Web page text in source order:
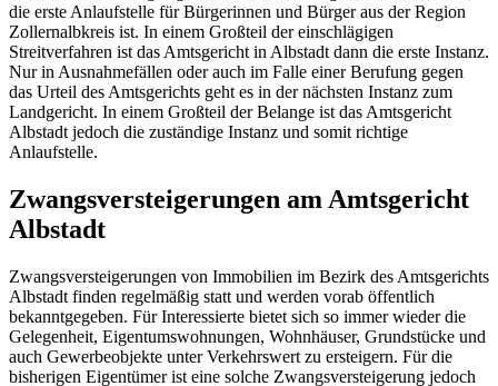
die erste Anlaufstelle für Bürgerinnen und Bürger aus der Region
Zollernalbkreis ist. In einem Großteil der einschlägigen
Streitverfahren ist das Amtsgericht in Albstadt dann die erste Instanz.
Nur in Ausnahmefällen oder auch im Falle einer Berufung gegen
das Urteil des Amtsgerichts geht es in der nächsten Instanz zum
Landgericht. In einem Großteil der Belange ist das Amtsgericht
Albstadt jedoch die zuständige Instanz und somit richtige
Anlaufstelle.
Zwangsversteigerungen am Amtsgericht
Albstadt
Zwangsversteigerungen von Immobilien im Bezirk des Amtsgerichts
Albstadt finden regelmäßig statt und werden vorab öffentlich
bekanntgegeben. Für Interessierte bietet sich so immer wieder die
Gelegenheit, Eigentumswohnungen, Wohnhäuser, Grundstücke und
auch Gewerbeobjekte unter Verkehrswert zu ersteigern. Für die
bisherigen Eigentümer ist eine solche Zwangsversteigerung jedoch